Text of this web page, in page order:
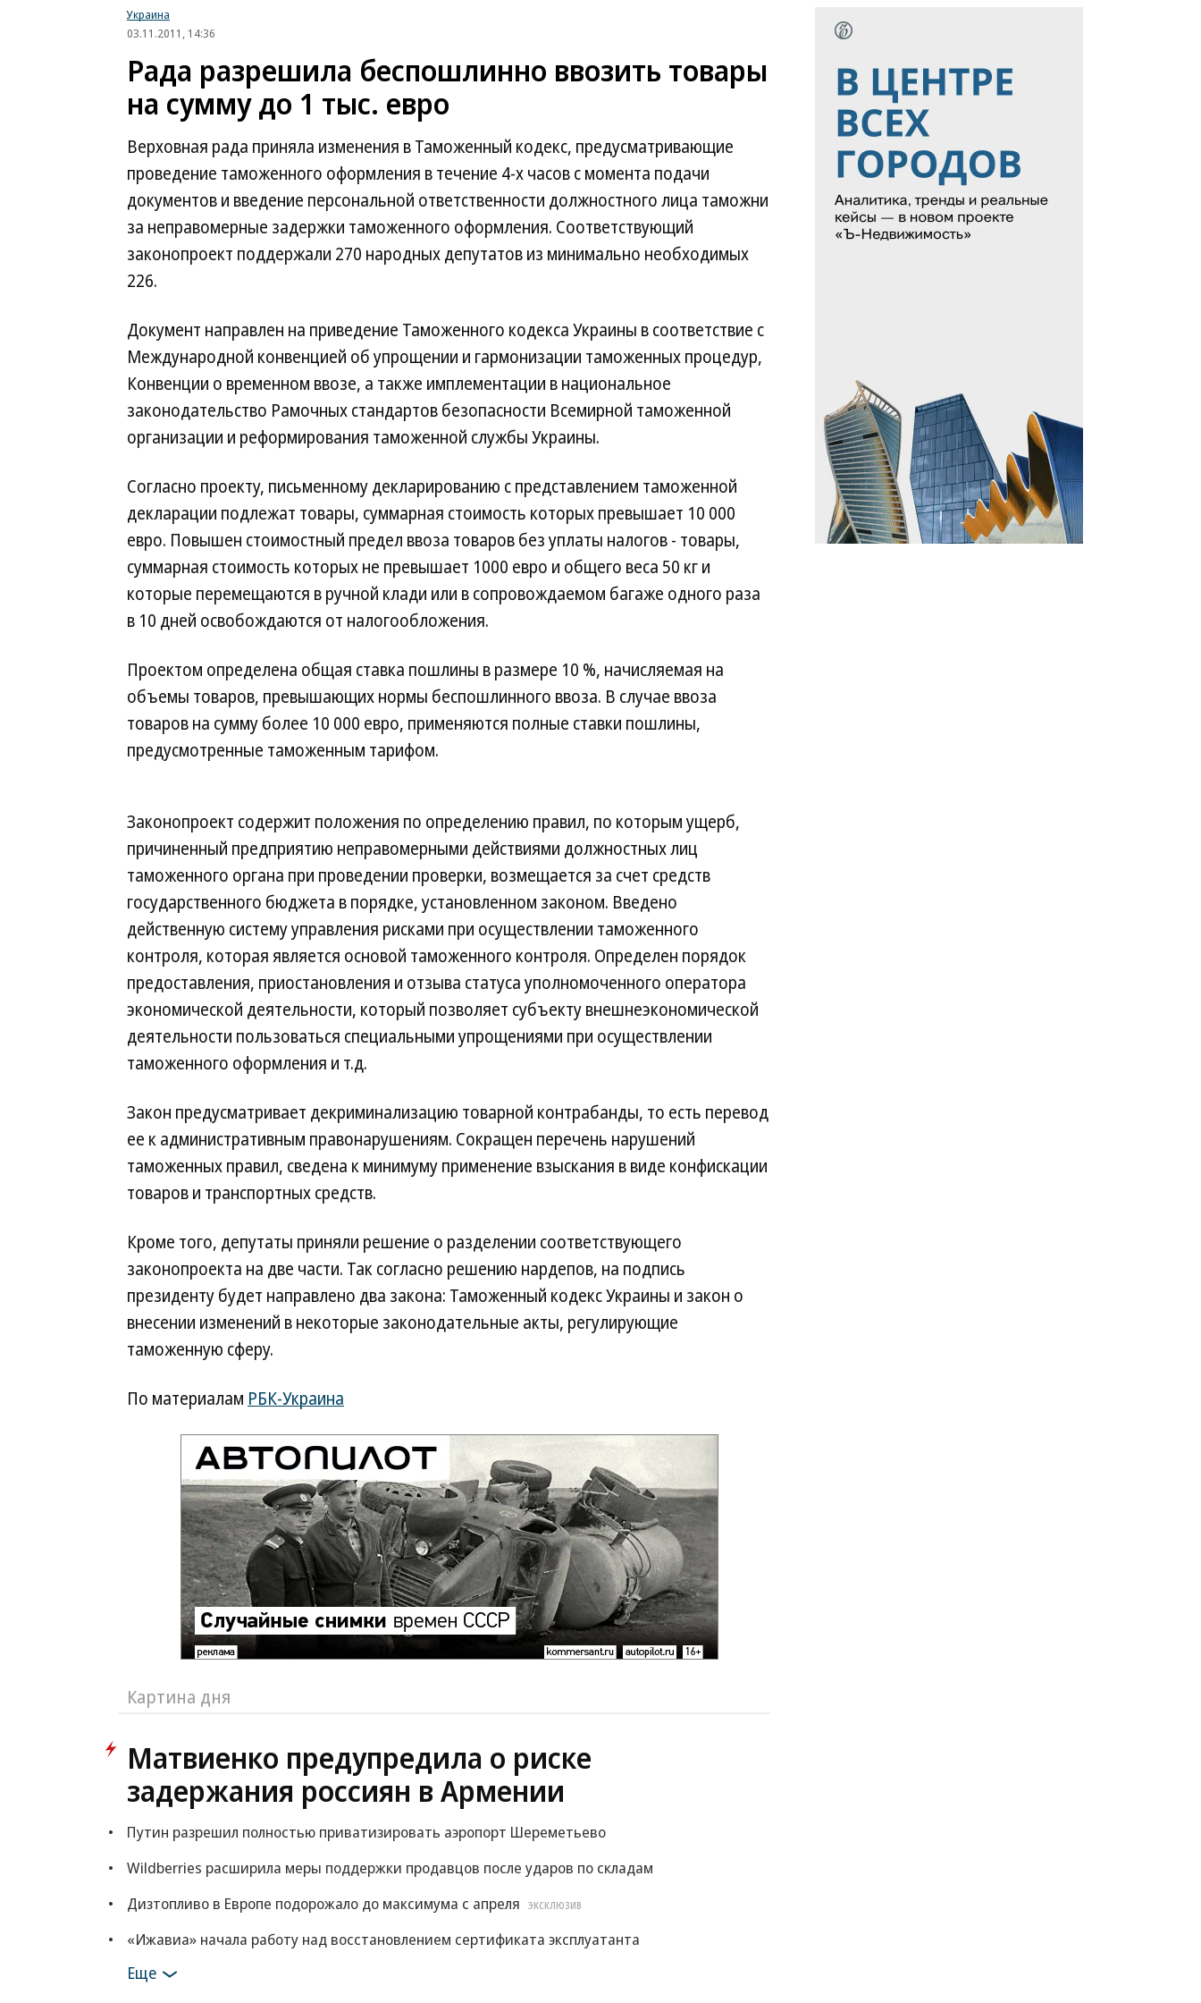
Украина
03.11.2011, 14:36
Рада разрешила беспошлинно ввозить товары
на сумму до 1 тыс. евро
Верховная рада приняла изменения в Таможенный кодекс, предусматривающие
проведение таможенного оформления в течение 4-х часов с момента подачи
документов и введение персональной ответственности должностного лица таможни
за неправомерные задержки таможенного оформления. Соответствующий
законопроект поддержали 270 народных депутатов из минимально необходимых
226.
Документ направлен на приведение Таможенного кодекса Украины в соответствие с
Международной конвенцией об упрощении и гармонизации таможенных процедур,
Конвенции о временном ввозе, а также имплементации в национальное
законодательство Рамочных стандартов безопасности Всемирной таможенной
организации и реформирования таможенной службы Украины.
Согласно проекту, письменному декларированию с представлением таможенной
декларации подлежат товары, суммарная стоимость которых превышает 10 000
евро. Повышен стоимостный предел ввоза товаров без уплаты налогов - товары,
суммарная стоимость которых не превышает 1000 евро и общего веса 50 кг и
которые перемещаются в ручной клади или в сопровождаемом багаже одного раза
в 10 дней освобождаются от налогообложения.
Проектом определена общая ставка пошлины в размере 10 %, начисляемая на
объемы товаров, превышающих нормы беспошлинного ввоза. В случае ввоза
товаров на сумму более 10 000 евро, применяются полные ставки пошлины,
предусмотренные таможенным тарифом.
Законопроект содержит положения по определению правил, по которым ущерб,
причиненный предприятию неправомерными действиями должностных лиц
таможенного органа при проведении проверки, возмещается за счет средств
государственного бюджета в порядке, установленном законом. Введено
действенную систему управления рисками при осуществлении таможенного
контроля, которая является основой таможенного контроля. Определен порядок
предоставления, приостановления и отзыва статуса уполномоченного оператора
экономической деятельности, который позволяет субъекту внешнеэкономической
деятельности пользоваться специальными упрощениями при осуществлении
таможенного оформления и т.д.
Закон предусматривает декриминализацию товарной контрабанды, то есть перевод
ее к административным правонарушениям. Сокращен перечень нарушений
таможенных правил, сведена к минимуму применение взыскания в виде конфискации
товаров и транспортных средств.
Кроме того, депутаты приняли решение о разделении соответствующего
законопроекта на две части. Так согласно решению нардепов, на подпись
президенту будет направлено два закона: Таможенный кодекс Украины и закон о
внесении изменений в некоторые законодательные акты, регулирующие
таможенную сферу.
По материалам РБК-Украина
Картина дня
Матвиенко предупредила о риске
задержания россиян в Армении
Путин разрешил полностью приватизировать аэропорт Шереметьево
Wildberries расширила меры поддержки продавцов после ударов по складам
Дизтопливо в Европе подорожало до максимума с апреля
ЭКСКЛЮЗИВ
«Ижавиа» начала работу над восстановлением сертификата эксплуатанта
Еще